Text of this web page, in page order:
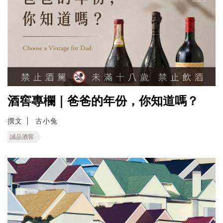
酒窖專欄｜爸爸的年份，你知道嗎？
撰文 古小兔
誠品酒窖